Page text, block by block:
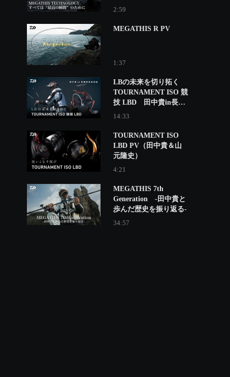
めに
2:59
MEGATHIS R PV
1:37
LBの未来を切り拓く
TOURNAMENT ISO 競
技 LBD 田中貴in長崎
県五島列島
14:33
TOURNAMENT ISO
LBD PV（田中貴＆山
元隆史）
4:21
MEGATHIS 7th
Generation -田中貴と
歩んだ歴史を振り返る-
34:57